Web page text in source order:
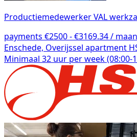
Productiemedewerker VAL
payments €2500 - €3169.34 /
Enschede, Overijssel apartment
Minimaal 32 uur per week (08:00-